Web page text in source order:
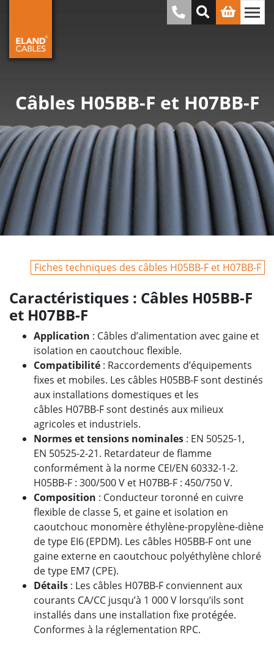
Câbles H05BB-F et H07BB-F
Fiches techniques des câbles H05BB-F et H07BB-F
Caractéristiques : Câbles H05BB-F
et H07BB-F
Application : Câbles d’alimentation avec gaine et
isolation en caoutchouc flexible.
Compatibilité : Raccordements d’équipements
fixes et mobiles. Les câbles H05BB-F sont destinés
aux installations domestiques et les
câbles H07BB-F sont destinés aux milieux
agricoles et industriels.
Normes et tensions nominales : EN 50525-1,
EN 50525-2-21. Retardateur de flamme
conformément à la norme CEI/EN 60332-1-2.
H05BB-F : 300/500 V et H07BB-F : 450/750 V.
Composition : Conducteur toronné en cuivre
flexible de classe 5, et gaine et isolation en
caoutchouc monomère éthylène-propylène-diène
de type EI6 (EPDM). Les câbles H05BB-F ont une
gaine externe en caoutchouc polyéthylène chloré
de type EM7 (CPE).
Détails : Les câbles H07BB-F conviennent aux
courants CA/CC jusqu’à 1 000 V lorsqu’ils sont
installés dans une installation fixe protégée.
Conformes à la réglementation RPC.